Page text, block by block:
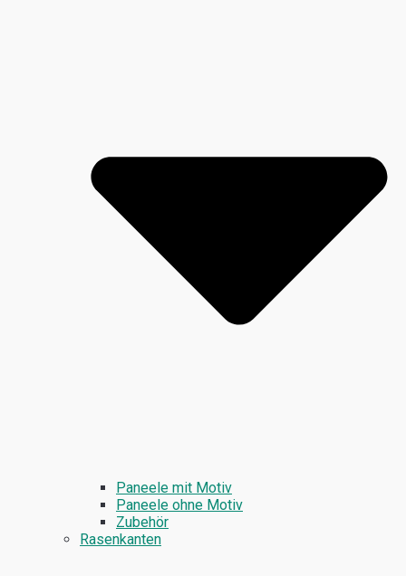
Paneele mit Motiv
Paneele ohne Motiv
Zubehör
Rasenkanten